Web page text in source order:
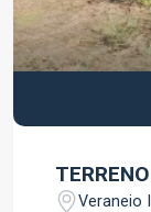
Veraneio